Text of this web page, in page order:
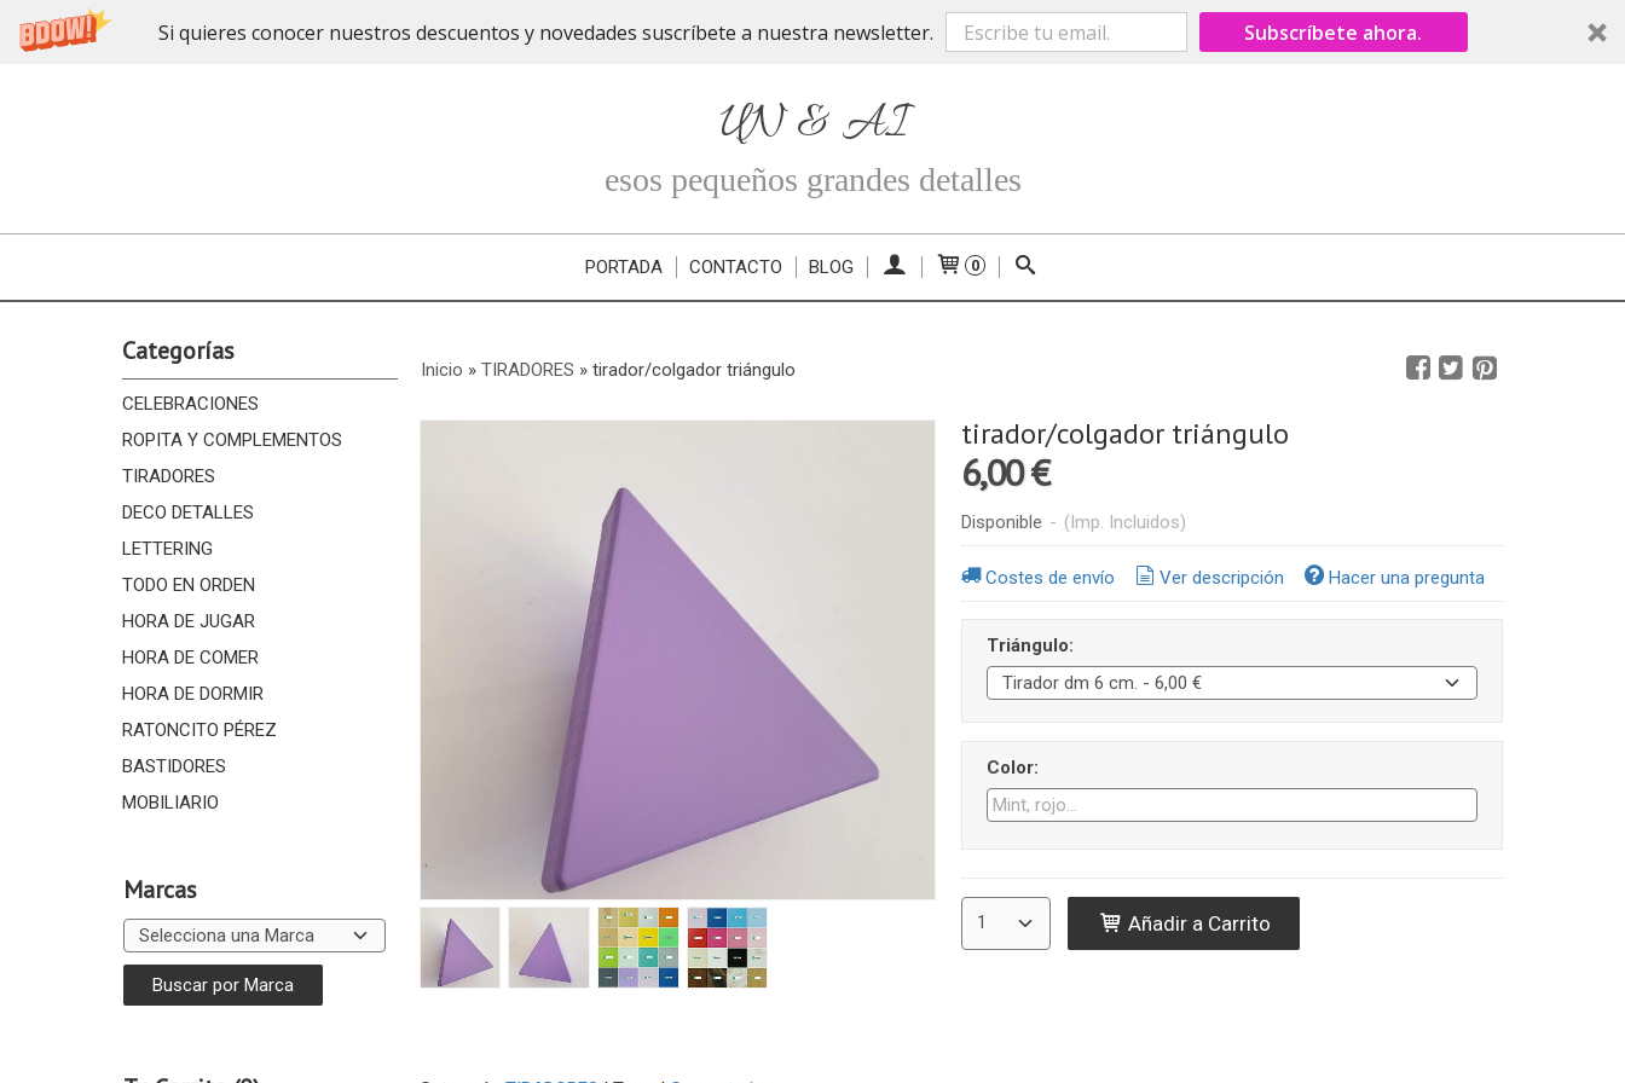
Si quieres conocer nuestros descuentos y novedades suscríbete a nuestra newsletter. Subscríbete ahora.
UN & AI
esos pequeños grandes detalles
PORTADA CONTACTO BLOG 0
Categorías
CELEBRACIONES
ROPITA Y COMPLEMENTOS
TIRADORES
DECO DETALLES
LETTERING
TODO EN ORDEN
HORA DE JUGAR
HORA DE COMER
HORA DE DORMIR
RATONCITO PÉREZ
BASTIDORES
MOBILIARIO
Marcas
Inicio » TIRADORES » tirador/colgador triángulo
tirador/colgador triángulo
6,00 €
Disponible - (Imp. Incluidos)
Costes de envío Ver descripción Hacer una pregunta
Triángulo:
Color:
Añadir a Carrito